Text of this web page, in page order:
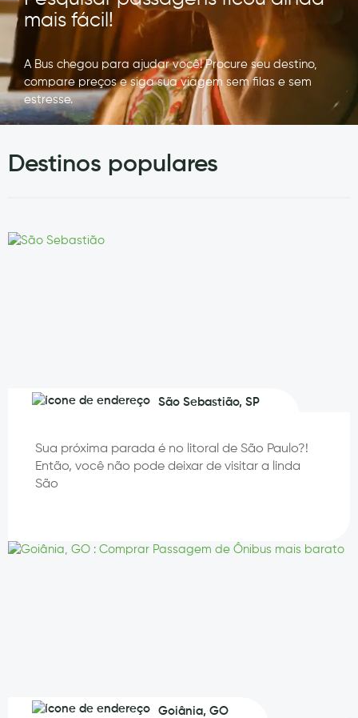
mais fácil!
A Bus chegou para ajudar você!Procure seu destino,
compare preços e siga sua viagem sem filas e sem
estresse.
Destinos populares
São Sebastião, SP
Sua próxima parada é no litoral de São Paulo?!
Então, você não pode deixar de visitar a linda
São
Goiânia, GO